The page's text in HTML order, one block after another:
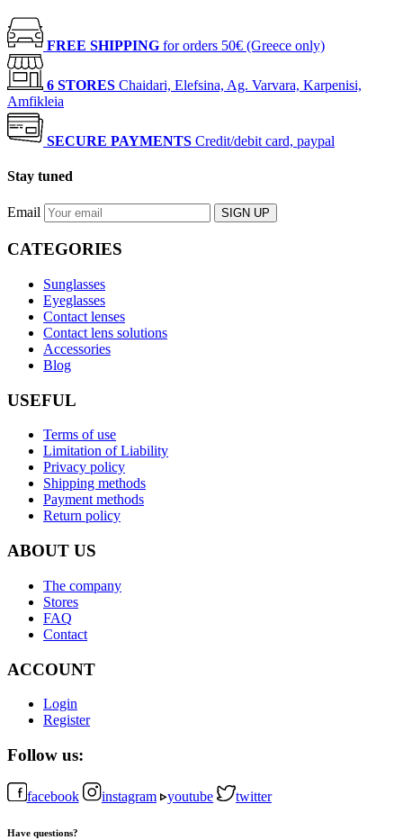
FREE SHIPPING for orders 50€ (Greece only)
6 STORES Chaidari, Elefsina, Ag. Varvara, Karpenisi,
Amfikleia
SECURE PAYMENTS Credit/debit card, paypal
Stay tuned
Email SIGN UP
CATEGORIES
Sunglasses
Eyeglasses
Contact lenses
Contact lens solutions
Accessories
Blog
USEFUL
Terms of use
Limitation of Liability
Privacy policy
Shipping methods
Payment methods
Return policy
ABOUT US
The company
Stores
FAQ
Contact
ACCOUNT
Login
Register
Follow us:
facebook instagram youtube twitter
Have questions?